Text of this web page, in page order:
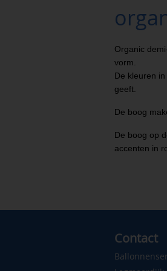
Organic
vorm.
De kleuren
geeft.
De boog
De boog op
accenten in
Contact